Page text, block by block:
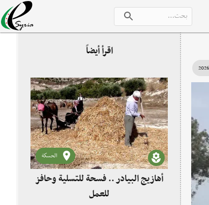
اقرأ أيضاً
الحسكة
أهازيج البيادر .. فسحة للتسلية وحافز
للعمل